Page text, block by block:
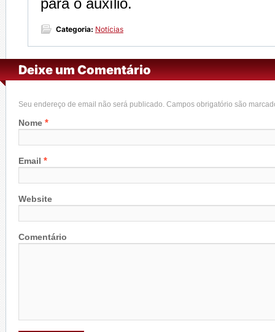
para o auxílio.
Categoria: Notícias
Deixe um Comentário
Seu endereço de email não será publicado. Campos obrigatório são
Nome *
Email *
Website
Comentário